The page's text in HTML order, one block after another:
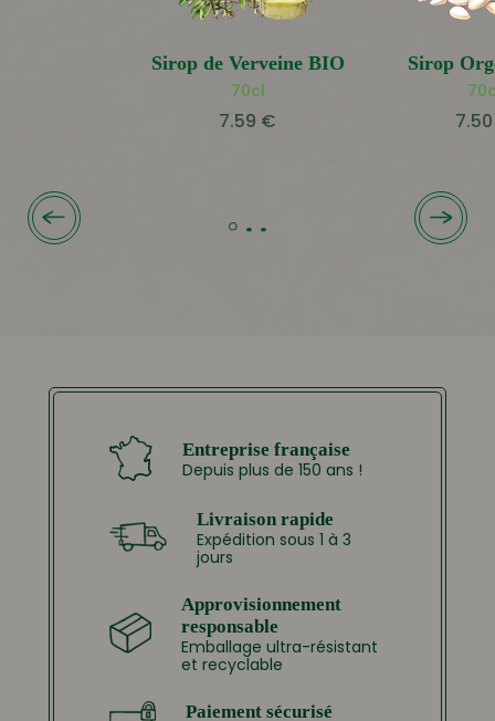
Sirop de Verveine BIO
70cl
7.59 €
Sirop
Entreprise française
Depuis plus de 150 ans !
Livraison rapide
Expédition sous 1 à 3
jours
Approvisionnement
responsable
Emballage ultra-résistant
et recyclable
Paiement sécurisé